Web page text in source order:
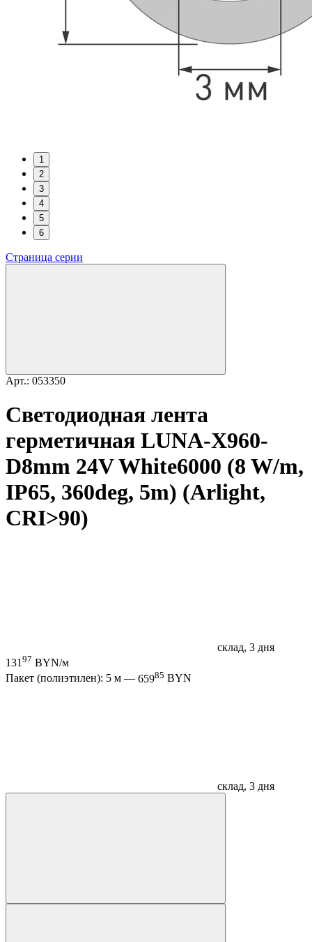
1
2
3
4
5
6
Страница серии
Арт.: 053350
Светодиодная лента
герметичная LUNA-X960-
D8mm 24V White6000 (8 W/m,
IP65, 360deg, 5m) (Arlight,
CRI>90)
склад, 3 дня
131 97 BYN/м
Пакет (полиэтилен): 5 м — 65985 BYN
склад, 3 дня